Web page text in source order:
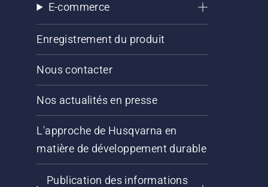
E-commerce
Enregistrement du produit
Nous contacter
Nos actualités en presse
L'approche de Husqvarna en
matière de développement durable
Publication des informations